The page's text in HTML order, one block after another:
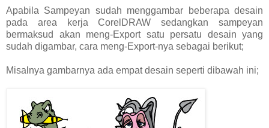
Apabila Sampeyan sudah menggambar beberapa desain
pada area kerja CorelDRAW sedangkan sampeyan
bermaksud akan meng-Export satu persatu desain yang
sudah digambar, cara meng-Export-nya sebagai berikut;
Misalnya gambarnya ada empat desain seperti dibawah ini;